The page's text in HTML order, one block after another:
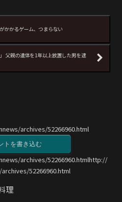
かかるゲーム、つまらない
父親の遺体を1年以上放置した男を逮
archives/52266960.html
トを書き込む
archives/52266960.htmlhttp://
52266960.html
理